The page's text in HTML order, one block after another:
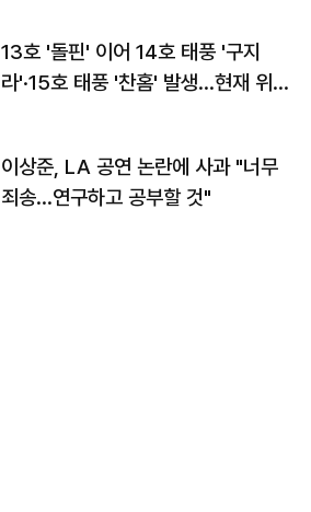
13호 '돌핀' 이어 14호 태풍 '구지
라'·15호 태풍 '찬홈' 발생…현재 위
이상준, LA 공연 논란에 사과 "너무
죄송…연구하고 공부할 것"